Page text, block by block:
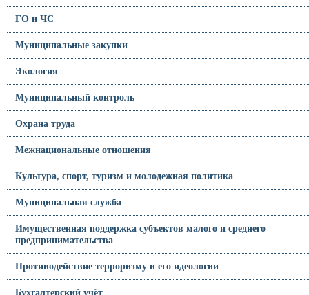
ГО и ЧС
Муниципальные закупки
Экология
Муниципальный контроль
Охрана труда
Межнациональные отношения
Культура, спорт, туризм и молодежная политика
Муниципальная служба
Имущественная поддержка субъектов малого и среднего
предпринимательства
Противодействие терроризму и его идеологии
Бухгалтерский учёт